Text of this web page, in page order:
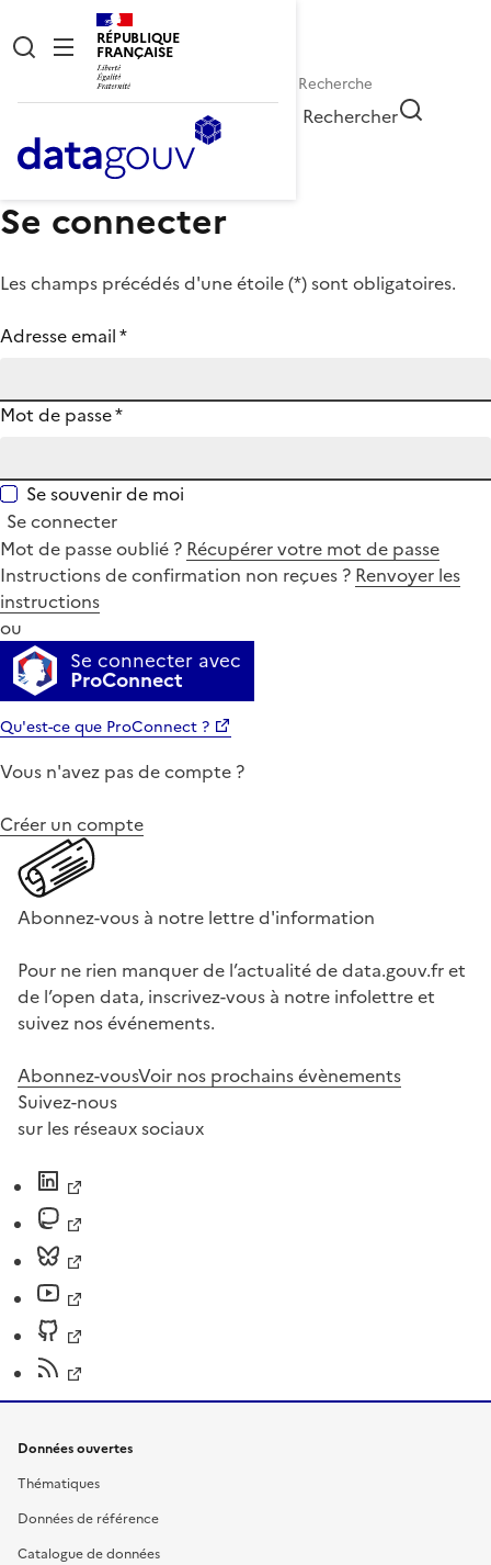
RÉPUBLIQUE
FRANÇAISE
Rechercher
Se connecter
Les champs précédés d'une étoile (*) sont obligatoires.
Adresse email*
Mot de passe*
Se souvenir de moi
Se connecter
Mot de passe oublié ? Récupérer votre mot de passe
Instructions de confirmation non reçues ? Renvoyer les
instructions
ou
Se connecter avec
ProConnect
Qu'est-ce que ProConnect ?
Vous n'avez pas de compte ?
Créer un compte
Abonnez-vous à notre lettre d'information
Pour ne rien manquer de l’actualité de data.gouv.fr et
de l’open data, inscrivez-vous à notre infolettre et
suivez nos événements.
Abonnez-vousVoir nos prochains évènements
Suivez-nous
sur les réseaux sociaux
Données ouvertes
Thématiques
Données de référence
Catalogue de données